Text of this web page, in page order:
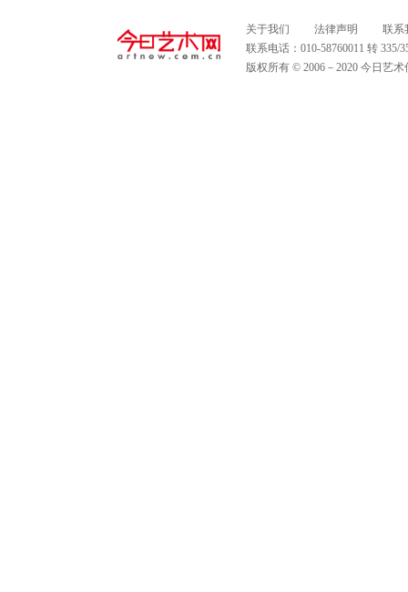
关于我们 法律声明
联系
联系电话：010-58760011 转
版权所有 © 2006－2020 今日艺